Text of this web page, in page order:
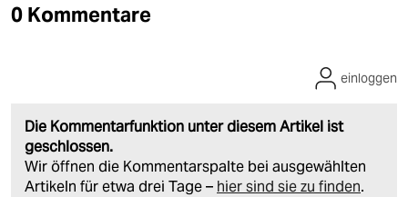
0 Kommentare
Die Kommentarfunktion unter diesem Artikel ist
geschlossen.
Wir öffnen die Kommentarspalte bei ausgewählten
Artikeln für etwa drei Tage – hier sind sie zu finden.
einloggen